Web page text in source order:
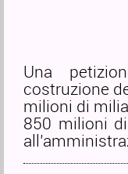
Una
costruzione
milioni di
850 milioni